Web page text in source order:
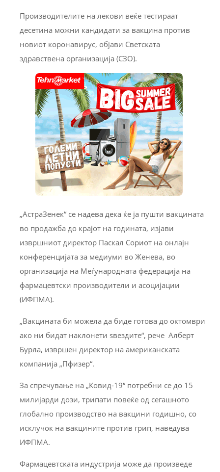
Производителите на лекови веќе тестираат
десетина можни кандидати за вакцина против
новиот коронавирус, објави Светската
здравствена организација (СЗО).
„АстраЗенек“ се надева дека ќе ја пушти вакцината
во продажба до крајот на годината, изјави
извршниот директор Паскал Сориот на онлајн
конференцијата за медиуми во Женева, во
организација на Меѓународната федерација на
фармацевтски производители и асоцијации
(ИФПМА).
„Вакцината би можела да биде готова до октомври
ако ни бидат наклонети ѕвездите“, рече Алберт
Бурла, извршен директор на американската
компанија „Пфизер“.
За спречување на „Ковид-19“ потребни се до 15
милијарди дози, трипати повеќе од сегашното
глобално производство на вакцини годишно, со
исклучок на вакцините против грип, наведува
ИФПМА.
Фармацевтската индустрија може да произведе